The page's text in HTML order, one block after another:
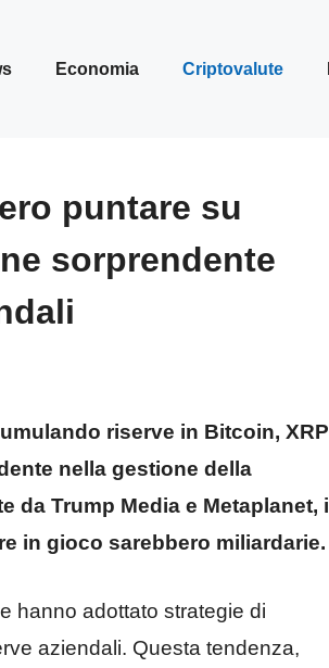
Economia Criptovalute
puntare su
sorprendente
riserve in Bitcoin, XRP
nella gestione della
da Trump Media e Metaplanet, il
in gioco sarebbero miliardarie.
hanno adottato strategie di
aziendali. Questa tendenza,